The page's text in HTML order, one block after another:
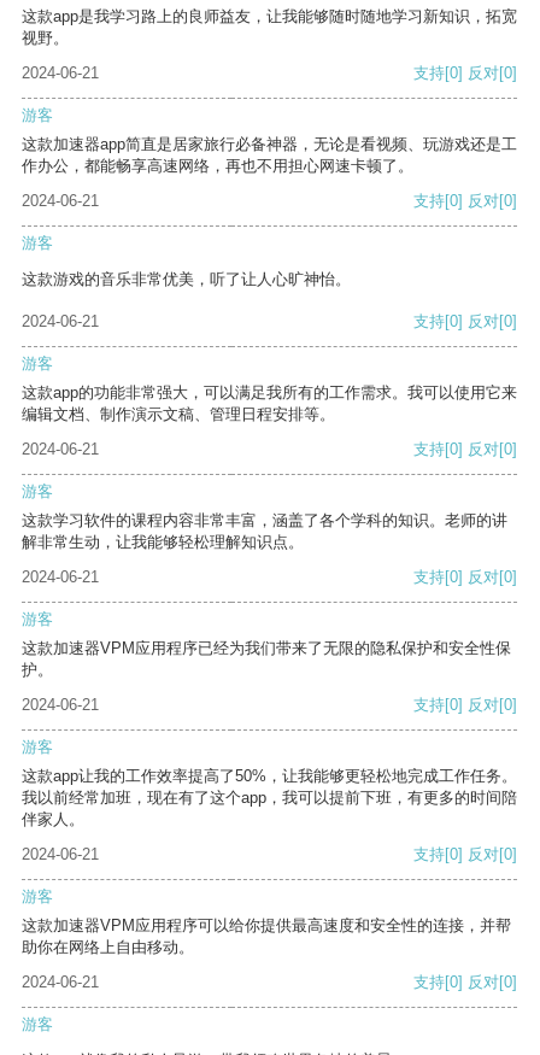
这款app是我学习路上的良师益友，让我能够随时随地学习新知识，拓宽
视野。
2024-06-21
支持[0] 反对[0]
游客
这款加速器app简直是居家旅行必备神器，无论是看视频、玩游戏还是工
作办公，都能畅享高速网络，再也不用担心网速卡顿了。
2024-06-21
支持[0] 反对[0]
游客
这款游戏的音乐非常优美，听了让人心旷神怡。
2024-06-21 支持[0] 反对[0]
游客
这款app的功能非常强大，可以满足我所有的工作需求。我可以使用它来
编辑文档、制作演示文稿、管理日程安排等。
2024-06-21
支持[0] 反对[0]
游客
这款学习软件的课程内容非常丰富，涵盖了各个学科的知识。老师的讲
解非常生动，让我能够轻松理解知识点。
2024-06-21
支持[0] 反对[0]
游客
这款加速器VPM应用程序已经为我们带来了无限的隐私保护和安全性保
护。
2024-06-21
支持[0] 反对[0]
游客
这款app让我的工作效率提高了50%，让我能够更轻松地完成工作任务。
我以前经常加班，现在有了这个app，我可以提前下班，有更多的时间陪
伴家人。
2024-06-21
支持[0] 反对[0]
游客
这款加速器VPM应用程序可以给你提供最高速度和安全性的连接，并帮
助你在网络上自由移动。
2024-06-21
支持[0] 反对[0]
游客